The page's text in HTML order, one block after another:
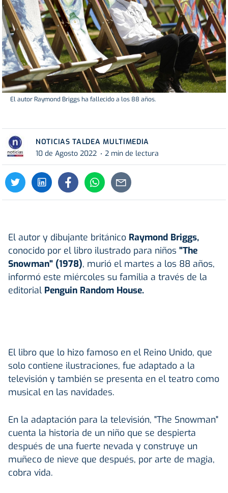
El autor Raymond Briggs ha fallecido a los 88 años.
NOTICIAS TALDEA MULTIMEDIA
10 de Agosto 2022
2 min de lectura
El autor y dibujante británico Raymond Briggs,
conocido por el libro ilustrado para niños "The
Snowman" (1978), murió el martes a los 88 años,
informó este miércoles su familia a través de la
editorial Penguin Random House.
El libro que lo hizo famoso en el Reino Unido, que
solo contiene ilustraciones, fue adaptado a la
televisión y también se presenta en el teatro como
musical en las navidades.
En la adaptación para la televisión, "The Snowman"
cuenta la historia de un niño que se despierta
después de una fuerte nevada y construye un
muñeco de nieve que después, por arte de magia,
cobra vida.